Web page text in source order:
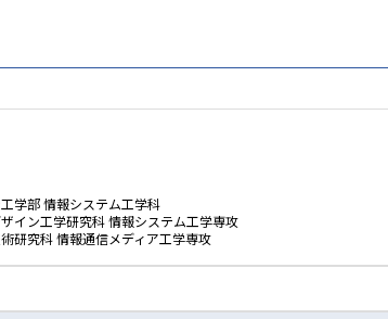
学部 情報システム工学科
イン工学研究科 情報システム工学専攻
研究科 情報通信メディア工学専攻